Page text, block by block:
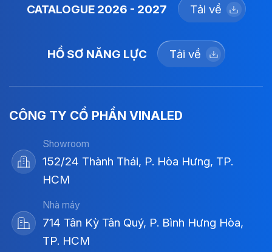
CATALOGUE 2026 - 2027 Tải về
HỒ SƠ NĂNG LỰC Tải về
CÔNG TY CỔ PHẦN VINALED
Showroom
152/24 Thành Thái, P. Hòa Hưng, TP.
HCM
Nhà máy
714 Tân Kỳ Tân Quý, P. Bình Hưng Hòa,
TP. HCM